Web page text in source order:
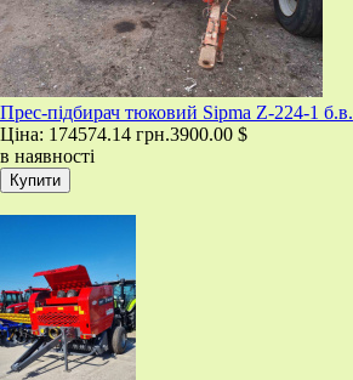
Прес-підбирач тюковий Sipma Z-224-1 б.в.
Ціна: 174574.14 грн.3900.00 $
в наявності